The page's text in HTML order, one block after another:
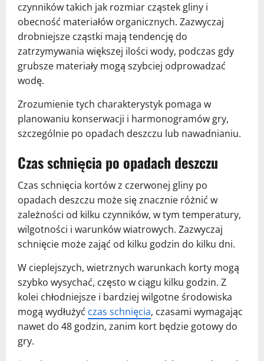
czynników takich jak rozmiar cząstek gliny i
obecność materiałów organicznych. Zazwyczaj
drobniejsze cząstki mają tendencję do
zatrzymywania większej ilości wody, podczas gdy
grubsze materiały mogą szybciej odprowadzać
wodę.
Zrozumienie tych charakterystyk pomaga w
planowaniu konserwacji i harmonogramów gry,
szczególnie po opadach deszczu lub nawadnianiu.
Czas schnięcia po opadach deszczu
Czas schnięcia kortów z czerwonej gliny po
opadach deszczu może się znacznie różnić w
zależności od kilku czynników, w tym temperatury,
wilgotności i warunków wiatrowych. Zazwyczaj
schnięcie może zająć od kilku godzin do kilku dni.
W cieplejszych, wietrznych warunkach korty mogą
szybko wysychać, często w ciągu kilku godzin. Z
kolei chłodniejsze i bardziej wilgotne środowiska
mogą wydłużyć czas schnięcia, czasami wymagając
nawet do 48 godzin, zanim kort będzie gotowy do
gry.